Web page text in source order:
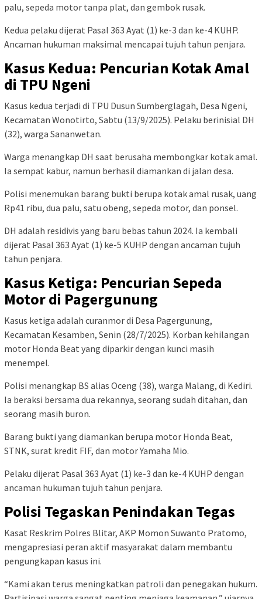
palu, sepeda motor tanpa plat, dan gembok rusak.
Kedua pelaku dijerat Pasal 363 Ayat (1) ke-3 dan ke-4 KUHP.
Ancaman hukuman maksimal mencapai tujuh tahun penjara.
Kasus Kedua: Pencurian Kotak Amal
di TPU Ngeni
Kasus kedua terjadi di TPU Dusun Sumberglagah, Desa Ngeni,
Kecamatan Wonotirto, Sabtu (13/9/2025). Pelaku berinisial DH
(32), warga Sananwetan.
Warga menangkap DH saat berusaha membongkar kotak amal.
Ia sempat kabur, namun berhasil diamankan di jalan desa.
Polisi menemukan barang bukti berupa kotak amal rusak, uang
Rp41 ribu, dua palu, satu obeng, sepeda motor, dan ponsel.
DH adalah residivis yang baru bebas tahun 2024. Ia kembali
dijerat Pasal 363 Ayat (1) ke-5 KUHP dengan ancaman tujuh
tahun penjara.
Kasus Ketiga: Pencurian Sepeda
Motor di Pagergunung
Kasus ketiga adalah curanmor di Desa Pagergunung,
Kecamatan Kesamben, Senin (28/7/2025). Korban kehilangan
motor Honda Beat yang diparkir dengan kunci masih
menempel.
Polisi menangkap BS alias Oceng (38), warga Malang, di Kediri.
Ia beraksi bersama dua rekannya, seorang sudah ditahan, dan
seorang masih buron.
Barang bukti yang diamankan berupa motor Honda Beat,
STNK, surat kredit FIF, dan motor Yamaha Mio.
Pelaku dijerat Pasal 363 Ayat (1) ke-3 dan ke-4 KUHP dengan
ancaman hukuman tujuh tahun penjara.
Polisi Tegaskan Penindakan Tegas
Kasat Reskrim Polres Blitar, AKP Momon Suwanto Pratomo,
mengapresiasi peran aktif masyarakat dalam membantu
pengungkapan kasus ini.
“Kami akan terus meningkatkan patroli dan penegakan hukum.